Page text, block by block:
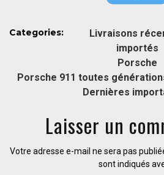
Categories:
Livraisons
importés
Porsche
Porsche 911 toutes
Dernières
Laisser un
Votre adresse e-mail ne sera pas
sont indiqués